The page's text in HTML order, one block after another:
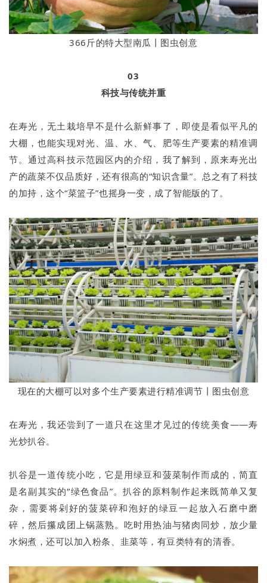
366斤的特大型南瓜丨图虫创意
03
科技与传统并重
在寿光，无土栽培早不是什么新鲜事了，即使是看似平凡的
大棚，也能实现对光、温、水、气、肥等生产要素的精准调
节。通过高科技示范园区内的介绍，我了解到，原来寿光出
产的蔬菜不仅品质好，还有很高的“知识含量”。总之有了科技
的加持，这个“菜篮子”也摇身一变，成了智能版的了。
现在的大棚可以对多个生产要素进行精准调节丨图虫创意
在寿光，我还尝到了一道只在这里才见过的传统美食——寿
光炒扒谷。
扒谷是一道传统小吃，它是用绿豆和菠菜制作而成的，简直
是名副其实的“绿色食品”。扒谷的原料制作起来既简单又复
杂，需要将剁好的菠菜碎和泡好的绿豆一起放入石磨中磨
碎，然后攥成团上锅蒸熟。吃时用热油与猪肉同炒，放少量
水焖煮，还可以加入粉条、韭菜等，有豆类特有的清香。